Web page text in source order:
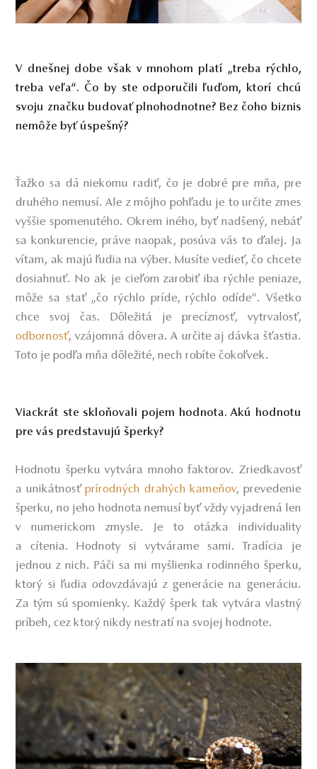
V dnešnej dobe však v mnohom platí „treba rýchlo,
treba veľa“. Čo by ste odporučili ľuďom, ktorí chcú
svoju značku budovať plnohodnotne? Bez čoho biznis
nemôže byť úspešný?
Ťažko sa dá niekomu radiť, čo je dobré pre mňa, pre
druhého nemusí. Ale z môjho pohľadu je to určite zmes
vyššie spomenutého. Okrem iného, byť nadšený, nebáť
sa konkurencie, práve naopak, posúva vás to ďalej. Ja
vítam, ak majú ľudia na výber. Musíte vedieť, čo chcete
dosiahnuť. No ak je cieľom zarobiť iba rýchle peniaze,
môže sa stať „čo rýchlo príde, rýchlo odíde“. Všetko
chce svoj čas. Dôležitá je precíznosť, vytrvalosť,
odbornosť, vzájomná dôvera. A určite aj dávka šťastia.
Toto je podľa mňa dôležité, nech robíte čokoľvek.
Viackrát ste skloňovali pojem hodnota. Akú hodnotu
pre vás predstavujú šperky?
Hodnotu šperku vytvára mnoho faktorov. Zriedkavosť
a unikátnosťprírodných drahých kameňov, prevedenie
šperku, no jeho hodnota nemusí byť vždy vyjadrená len
v numerickom zmysle. Je to otázka individuality
a cítenia. Hodnoty si vytvárame sami. Tradícia je
jednou z nich. Páči sa mi myšlienka rodinného šperku,
ktorý si ľudia odovzdávajú z generácie na generáciu.
Za tým sú spomienky. Každý šperk tak vytvára vlastný
príbeh, cez ktorý nikdy nestratí na svojej hodnote.